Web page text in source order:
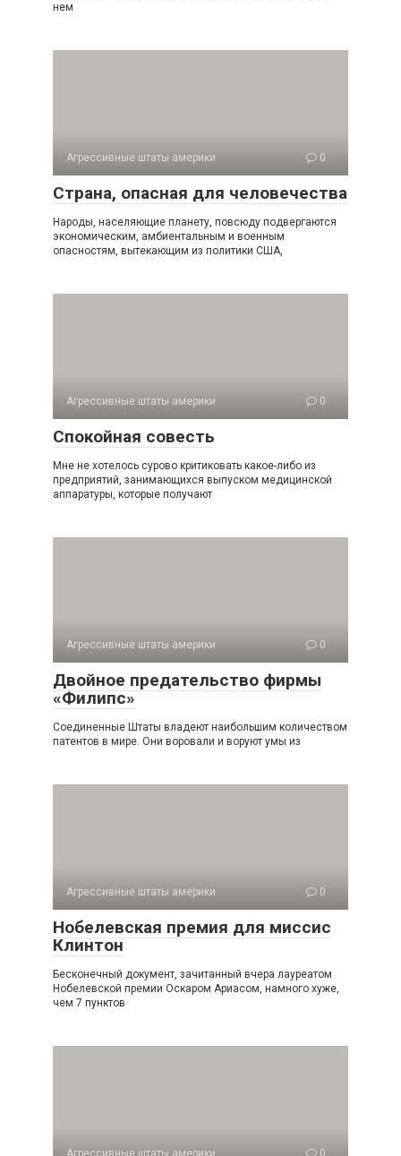
нем
Агрессивные штаты америки 0
Страна, опасная для человечества
Народы, населяющие планету, повсюду подвергаются
экономическим, амбиентальным и военным
опасностям, вытекающим из политики США,
Агрессивные штаты америки 0
Спокойная совесть
Мне не хотелось сурово критиковать какое-либо из
предприятий, занимающихся выпуском медицинской
ап­паратуры, которые получают
Агрессивные штаты америки 0
Двойное предательство фирмы
«Филипс»
Соединенные Штаты владеют наибольшим количест­вом
патентов в мире. Они воровали и воруют умы из
Агрессивные штаты америки 0
Нобелевская премия для миссис
Клинтон
Бесконечный документ, зачитанный вчера лауреатом
Нобелевской премии Оскаром Ариасом, намного хуже,
чем 7 пунктов
Агрессивные штаты америки 0